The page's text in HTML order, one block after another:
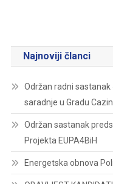
Najnoviji članci
Održan radni
saradnje u Gradu
Održan sastanak
Projekta EUPA4BiH
Energetska obnova